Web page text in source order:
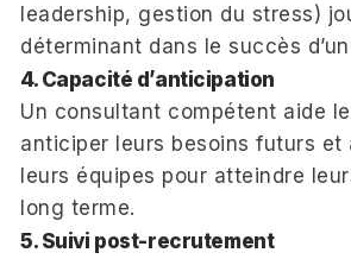
leadership, gestion du stress)
déterminant dans le succès
4. Capacité d’anticipation
Un consultant compétent aide
anticiper leurs besoins futurs et
leurs équipes pour atteindre
long terme.
5. Suivi post-recrutement